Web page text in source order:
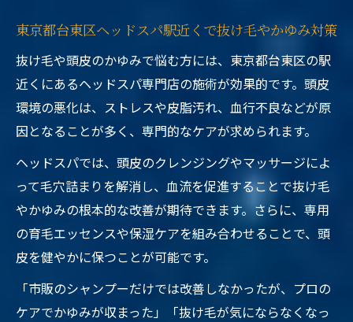
東京都台東区ヘッドスパ駅近くで抜け毛やかゆみ対策
抜け毛や頭皮のかゆみで悩む方には、東京都台東区の駅
近くにあるヘッドスパ専門店の施術が効果的です。頭皮
環境の悪化は、ストレスや皮脂汚れ、血行不良などが原
因となることが多く、専門的なケアが求められます。
ヘッドスパでは、頭皮のクレンジングやマッサージによ
って毛穴詰まりを解消し、血流を促進することで抜け毛
やかゆみの根本的な改善が期待できます。さらに、専用
の育毛エッセンスや保湿ケアを組み合わせることで、頭
皮を健やかに保つことが可能です。
「市販のシャンプーだけでは改善しなかったが、プロの
ケアでかゆみが収まった」「抜け毛が気にならなくなっ